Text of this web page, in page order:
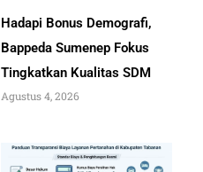
Hadapi Bonus Demografi,
Bappeda Sumenep Fokus
Tingkatkan Kualitas SDM
Agustus 4, 2026